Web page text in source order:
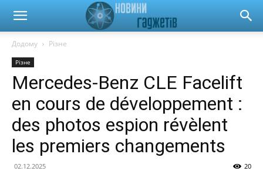
Новини
гаджетів
автомобілів
Додому Різне
Різне
Mercedes-Benz CLE Facelift
en cours de développement :
des photos espion révèlent
les premiers changements
02.12.2025 20